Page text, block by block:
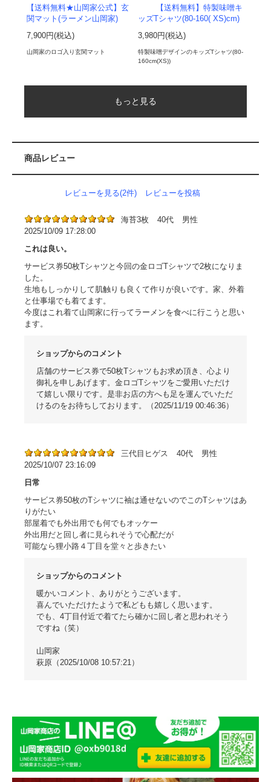
【送料無料★山岡家公式】玄
関マット(ラーメン山岡家)
7,900円(税込)
山岡家のロゴ入り玄関マット
【送料無料】特製味噌キ
ッズTシャツ(80-160( XS)cm)
3,980円(税込)
特製味噌デザインのキッズTシャツ(80-
160cm(XS))
もっと見る
商品レビュー
レビューを見る(2件) レビューを投稿
海苔3枚 40代
男性
2025/10/09 17:28:00
これは良い。
サービス券50枚Tシャツと今回の金ロゴTシャツで2枚になりま
した。
生地もしっかりして肌触りも良くて作りが良いです。家、外着
と仕事場でも着てます。
今度はこれ着て山岡家に行ってラーメンを食べに行こうと思い
ます。
ショップからのコメント
店舗のサービス券で50枚Tシャツもお求め頂き、心より
御礼を申しあげます。金ロゴTシャツをご愛用いただけ
て嬉しい限りです。是非お店の方へも足を運んでいただ
けるのをお待ちしております。（2025/11/19 00:46:36）
三代目ヒゲス 40代
男性
2025/10/07 23:16:09
日常
サービス券50枚のTシャツに袖は通せないのでこのTシャツはあ
りがたい
部屋着でも外出用でも何でもオッケー
外出用だと回し者に見られそうで心配だが
可能なら狸小路４丁目を堂々と歩きたい
ショップからのコメント
暖かいコメント、ありがとうございます。
喜んでいただけたようで私どもも嬉しく思います。
でも、4丁目付近で着てたら確かに回し者と思われそう
ですね（笑）
山岡家
萩原（2025/10/08 10:57:21）